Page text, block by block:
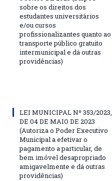
sobre os direitos dos
estudantes universitários
e/ou cursos
profissionalizantes quanto ao
transporte público gratuito
intermunicipal e dá outras
providências)
LEI MUNICIPAL Nº 353/2023,
DE 04 DE MAIO DE 2023
(Autoriza o Poder Executivo
Municipal a efetivar o
pagamento a particular, de
bem imóvel desapropriado
amigavelmente e dá outras
providências)